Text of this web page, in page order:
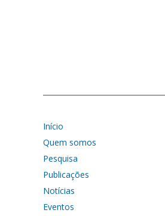
Início
Quem somos
Pesquisa
Publicações
Notícias
Eventos